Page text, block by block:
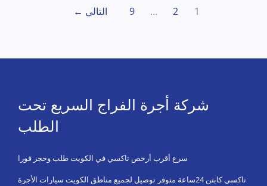
1
2
…
9 التالي ←
شركة أجرة الفراج السريع تحت
الطلب
سرع أقرب أرخص تاكسي في الكويت طلب وحجز فورا
تاكسي كابتن 24ساعة متوفر توصيل لجميع مناطق الكويت سيارات الأجرة